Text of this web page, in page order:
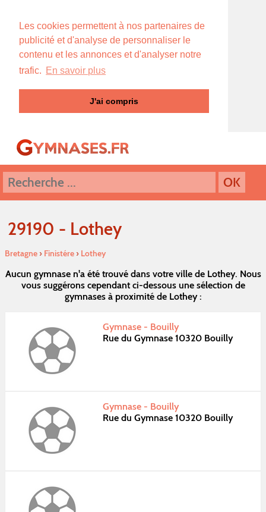
Les cookies permettent à nos partenaires de
publicité et d'analyse de personnaliser le
contenu et les annonces et d'analyser notre
trafic. En savoir plus
J'ai compris
29190 - Lothey
Bretagne› Finistére› Lothey
Aucun gymnase n'a été trouvé dans votre ville de Lothey. Nous
vous suggérons cependant ci-dessous une sélection de
gymnases à proximité de Lothey :
Gymnase - Bouilly
Rue du Gymnase 10320 Bouilly
Gymnase - Bouilly
Rue du Gymnase 10320 Bouilly